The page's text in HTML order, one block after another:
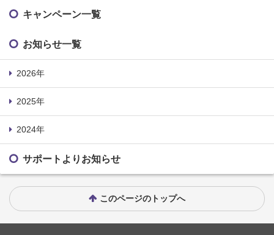
キャンペーン一覧
お知らせ一覧
2026年
2025年
2024年
サポートよりお知らせ
このページのトップへ